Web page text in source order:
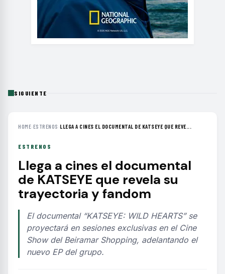
SIGUIENTE
HOME›ESTRENOS ›LLEGA A CINES EL DOCUMENTAL DE KATSEYE QUE REVE...
ESTRENOS
Llega a cines el documental
de KATSEYE que revela su
trayectoria y fandom
El documental “KATSEYE: WILD HEARTS” se
proyectará en sesiones exclusivas en el Cine
Show del Beiramar Shopping, adelantando el
nuevo EP del grupo.